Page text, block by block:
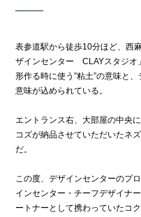
表参道駅から徒歩10分ほど、西
ザインセンター CLAYスタジオ
形作る時に使う”粘土”の意味と
意味が込められている。
エントランス右、大部屋の中央
コズが納品させていただいたネ
だ。
この度、デザインセンターのプ
インセンター・チーフデザイナ
ートナーとして携わっていたコ